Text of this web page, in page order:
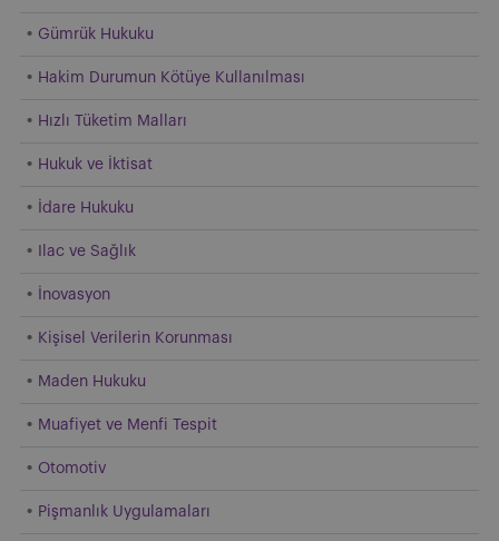
Gümrük Hukuku
Hakim Durumun Kötüye Kullanılması
Hızlı Tüketim Malları
Hukuk ve İktisat
İdare Hukuku
Ilac ve Sağlık
İnovasyon
Kişisel Verilerin Korunması
Maden Hukuku
Muafiyet ve Menfi Tespit
Otomotiv
Pişmanlık Uygulamaları